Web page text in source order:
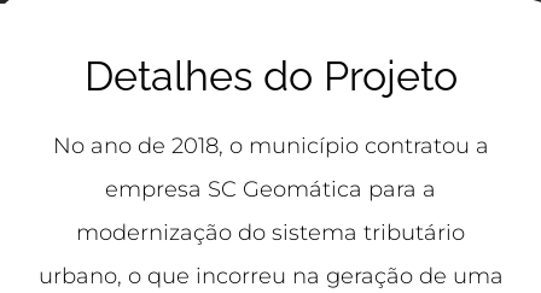
Detalhes do Projeto
No ano de 2018, o município contratou a
empresa SC Geomática para a
modernização do sistema tributário
urbano, o que incorreu na geração de uma